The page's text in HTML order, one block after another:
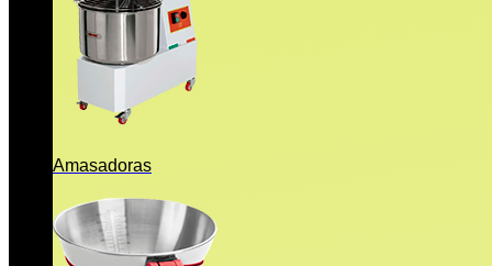
Amasadoras